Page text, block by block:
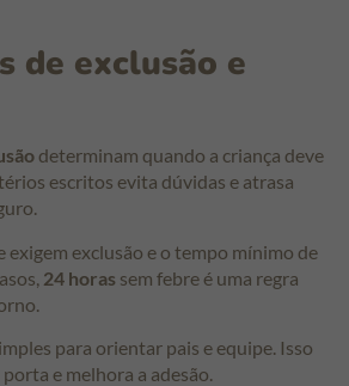
de exclusão e
determinam quando a criança deve
escritos evita dúvidas e atrasa
exigem exclusão e o tempo mínimo de
24 horas sem febre é uma regra
para orientar pais e equipe. Isso
e melhora a adesão.